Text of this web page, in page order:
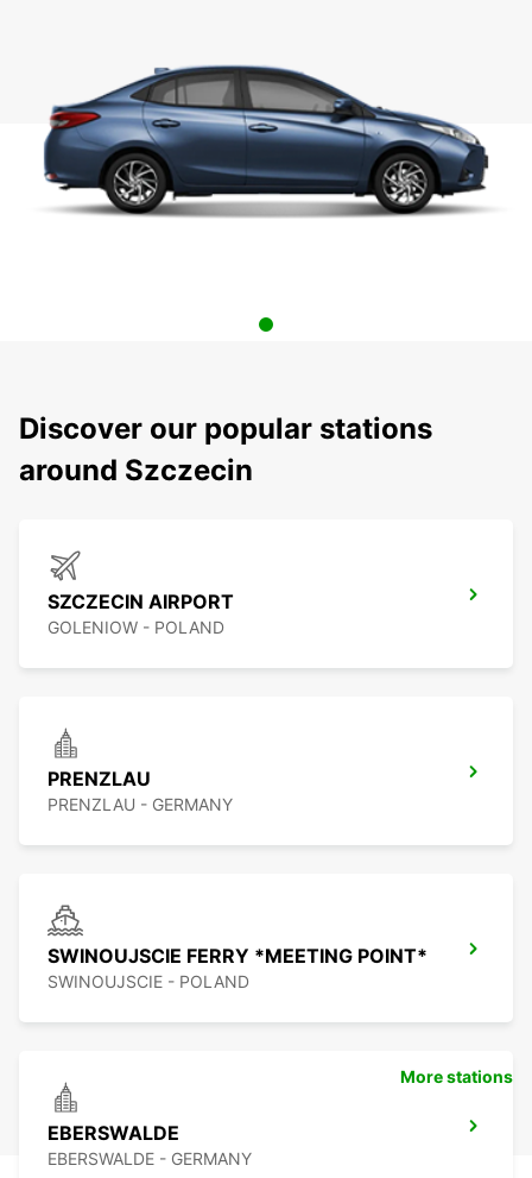
Discover our popular stations
around Szczecin
SZCZECIN AIRPORT
GOLENIOW - POLAND
PRENZLAU
PRENZLAU - GERMANY
SWINOUJSCIE FERRY *MEETING POINT*
SWINOUJSCIE - POLAND
EBERSWALDE
EBERSWALDE - GERMANY
More stations